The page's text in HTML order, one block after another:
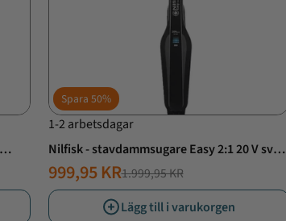
Spara 50%
1-2 arbetsdagar
Nilfisk - stavdammsugare Easy 2:1 20 V svart
inkl. tillbehör
NORMALT
PRIS
1.999,95 KR
ERBJUDANDE
PRIS
999,95 KR
Lägg till i varukorgen